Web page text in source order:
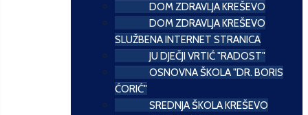
DOM ZDRAVLJA KREŠEVO
DOM ZDRAVLJA KREŠEVO
SLUŽBENA INTERNET STRANICA
JU DJEČJI VRTIĆ "RADOST"
OSNOVNA ŠKOLA "DR. BORIS
ĆORIĆ"
SREDNJA ŠKOLA KREŠEVO